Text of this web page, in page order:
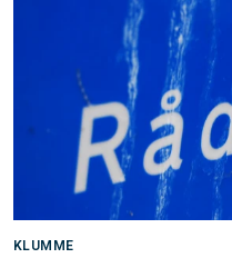
KLUMME